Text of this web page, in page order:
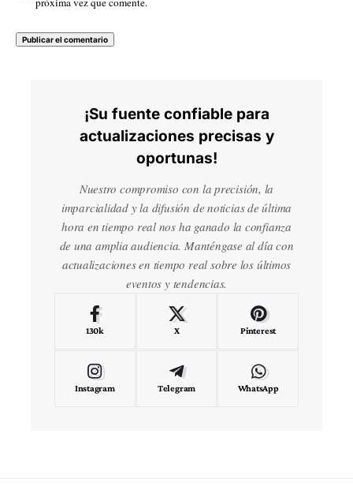
¡Su fuente confiable para
actualizaciones precisas y
oportunas!
Nuestro compromiso con la precisión, la
imparcialidad y la difusión de noticias de última
hora en tiempo real nos ha ganado la confianza
de una amplia audiencia. Manténgase al día con
actualizaciones en tiempo real sobre los últimos
eventos y tendencias.
130k X Pinterest
Instagram Telegram WhatsApp